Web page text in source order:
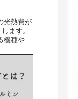
光熱費が
ます。
種や契